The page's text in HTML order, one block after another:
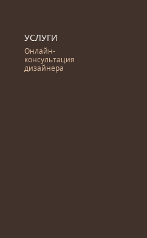
УСЛУГИ
Онлайн-
консультация
дизайнера